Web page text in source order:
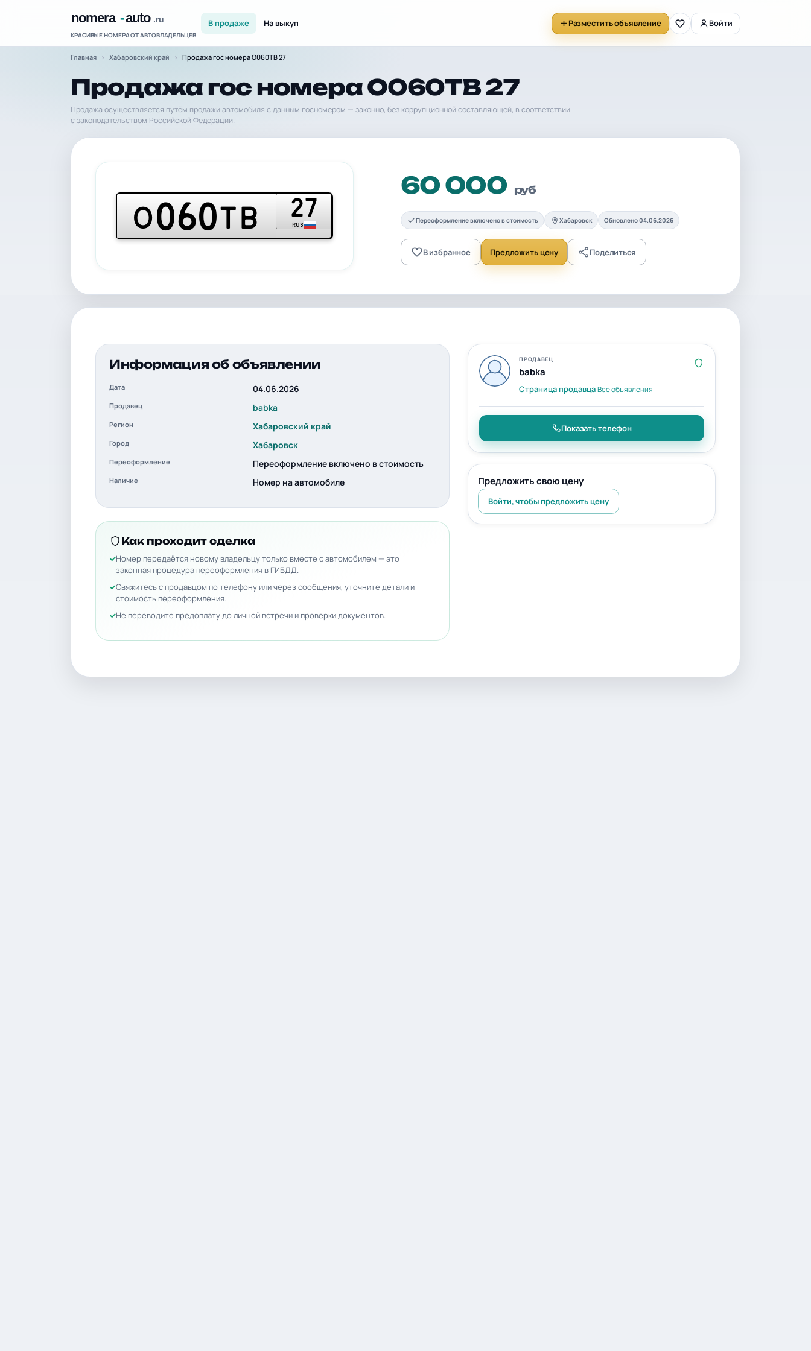
КРАСИВЫЕ НОМЕРА ОТ АВТОВЛАДЕЛЬЦЕВ
В продаже На выкуп Разместить объявление Войти
Главная Хабаровский край Продажа гос номера О060ТВ 27
Продажа гос номера О060ТВ 27
Продажа осуществляется путём продажи автомобиля с данным госномером — законно, без коррупционной составляющей, в соответствии
с законодательством Российской Федерации.
О060ТВ 27
RUS
60 000 руб
Переоформление включено в стоимость Хабаровск Обновлено 04.06.2026
В избранное Предложить цену Поделиться
Информация об объявлении
Дата 04.06.2026
Продавец babka
Регион Хабаровский край
Город Хабаровск
Переоформление Переоформление включено в стоимость
Наличие Номер на автомобиле
Как проходит сделка
Номер передаётся новому владельцу только вместе с автомобилем — это
законная процедура переоформления в ГИБДД.
Свяжитесь с продавцом по телефону или через сообщения, уточните детали и
стоимость переоформления.
Не переводите предоплату до личной встречи и проверки документов.
ПРОДАВЕЦ
babka
Страница продавцаВсе объявления
Показать телефон
Предложить свою цену
Войти, чтобы предложить цену